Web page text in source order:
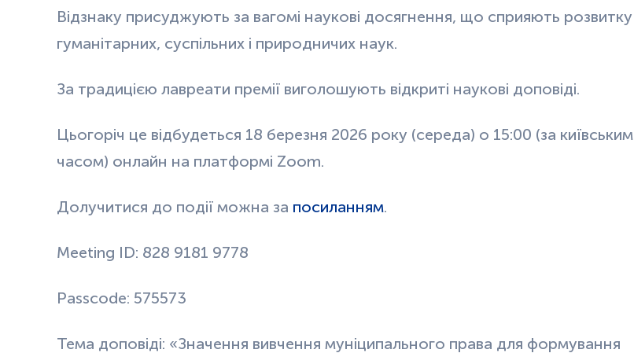
Відзнаку присуджують за вагомі наукові досягнення, що сприяють розвитку
гуманітарних, суспільних і природничих наук.
За традицією лавреати премії виголошують відкриті наукові доповіді.
Цьогоріч це відбудеться 18 березня 2026 року (середа) о 15:00 (за київським
часом) онлайн на платформі Zoom.
Долучитися до події можна за посиланням.
Meeting ID: 828 9181 9778
Passcode: 575573
Тема доповіді: «Значення вивчення муніципального права для формування